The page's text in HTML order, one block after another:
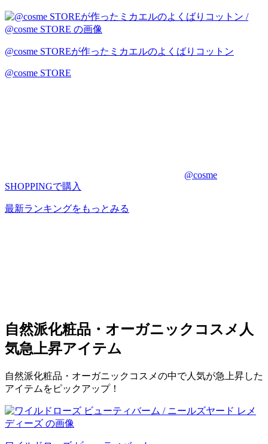
@cosme STOREが作ったミカエルのよくばりコットン
@cosme STORE
@cosme
SHOPPINGで購入
最新ランキングをもっとみる
自然派化粧品・オーガニックコスメ 人
気急上昇アイテム
自然派化粧品・オーガニックコスメの中で人気が急上昇した
アイテムをピックアップ！